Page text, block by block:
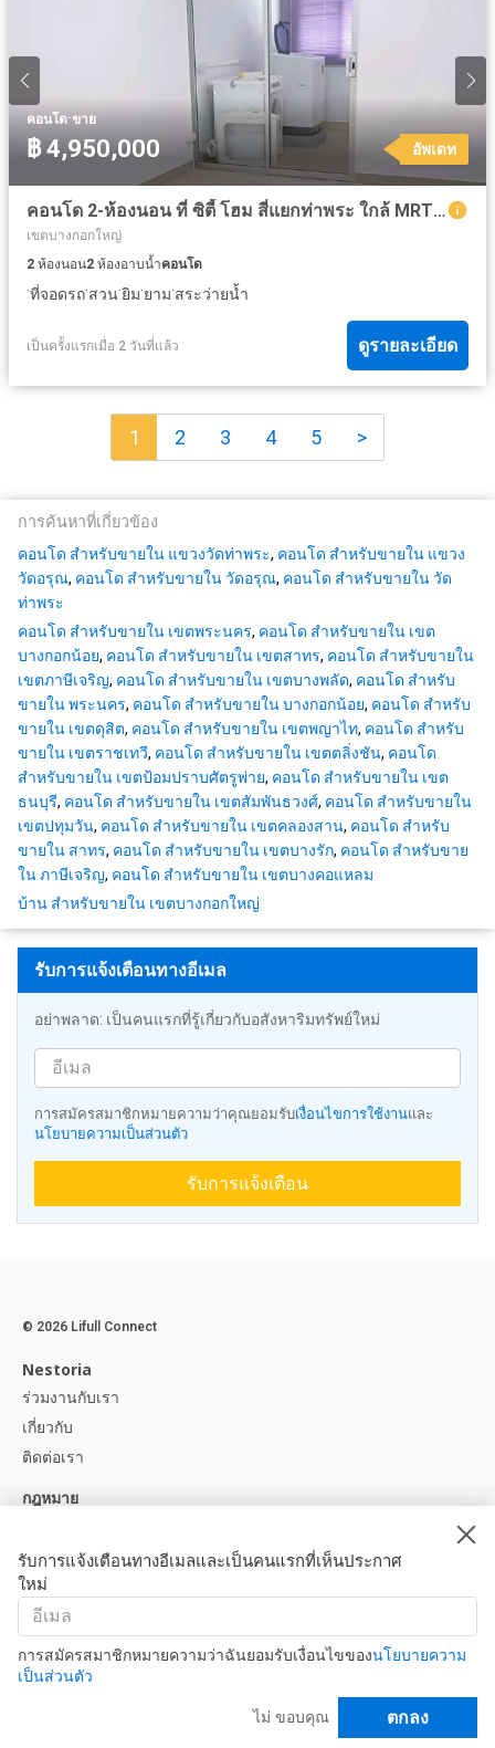
คอนโด·ขาย
฿ 4,950,000 อัพเดท
คอนโด 2-ห้องนอน ที่ ซิตี้ โฮม สี่แยกท่าพระ ใกล้ MRT ท่าพระ
เขตบางกอกใหญ่
2 ห้องนอน2 ห้องอาบน้ำคอนโด
·ที่จอดรถ·สวน·ยิม·ยาม·สระว่ายน้ำ
เป็นครั้งแรกเมื่อ 2 วันที่แล้ว ดูรายละเอียด
1 2 3 4 5 >
การค้นหาที่เกี่ยวข้อง
คอนโด สำหรับขายใน แขวงวัดท่าพระ, คอนโด สำหรับขายใน แขวง
วัดอรุณ, คอนโด สำหรับขายใน วัดอรุณ, คอนโด สำหรับขายใน วัด
ท่าพระ
คอนโด สำหรับขายใน เขตพระนคร, คอนโด สำหรับขายใน เขต
บางกอกน้อย, คอนโด สำหรับขายใน เขตสาทร, คอนโด สำหรับขายใน
เขตภาษีเจริญ, คอนโด สำหรับขายใน เขตบางพลัด, คอนโด สำหรับ
ขายใน พระนคร, คอนโด สำหรับขายใน บางกอกน้อย, คอนโด สำหรับ
ขายใน เขตดุสิต, คอนโด สำหรับขายใน เขตพญาไท, คอนโด สำหรับ
ขายใน เขตราชเทวี, คอนโด สำหรับขายใน เขตตลิ่งชัน, คอนโด
สำหรับขายใน เขตป้อมปราบศัตรูพ่าย, คอนโด สำหรับขายใน เขต
ธนบุรี, คอนโด สำหรับขายใน เขตสัมพันธวงศ์, คอนโด สำหรับขายใน
เขตปทุมวัน, คอนโด สำหรับขายใน เขตคลองสาน, คอนโด สำหรับ
ขายใน สาทร, คอนโด สำหรับขายใน เขตบางรัก, คอนโด สำหรับขาย
ใน ภาษีเจริญ, คอนโด สำหรับขายใน เขตบางคอแหลม
บ้าน สำหรับขายใน เขตบางกอกใหญ่
รับการแจ้งเตือนทางอีเมล
อย่าพลาด: เป็นคนแรกที่รู้เกี่ยวกับอสังหาริมทรัพย์ใหม่
การสมัครสมาชิกหมายความว่าคุณยอมรับเงื่อนไขการใช้งานและ
นโยบายความเป็นส่วนตัว
รับการแจ้งเตือน
รับการแจ้งเตือนทางอีเมลและเป็นคนแรกที่เห็นประกาศ
ใหม่
การสมัครสมาชิกหมายความว่าฉันยอมรับเงื่อนไขของนโยบายความ
เป็นส่วนตัว
ไม่ ขอบคุณ ตกลง
ตัวกรอง
© 2026 Lifull Connect
Nestoria
ร่วมงานกับเรา
เกี่ยวกับ
ติดต่อเรา
กฎหมาย
นโยบายความเป็นส่วนตัว
นโยบายคุกกี้
ช่วยเหลือ
คำถามที่พบบ่อย
พาร์ทเนอร์ของเรา